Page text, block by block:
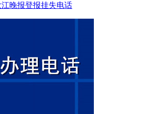
晚报登报挂失电话